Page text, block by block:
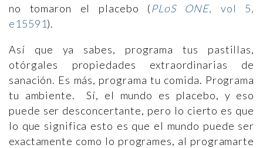
no tomaron el placebo (PLoS ONE, vol 5,
e15591).
Así que ya sabes, programa tus pastillas,
otórgales propiedades extraordinarias de
sanación. Es más, programa tu comida. Programa
tu ambiente. Sí, el mundo es placebo, y eso
puede ser desconcertante, pero lo cierto es que
lo que significa esto es que el mundo puede ser
exactamente como lo programes, al programarte